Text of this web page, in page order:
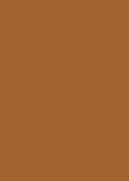
sa lumière naturelle et,
qu’il offre. Il est
et peut même servir
événement. Il
peut accueillir jusqu’à